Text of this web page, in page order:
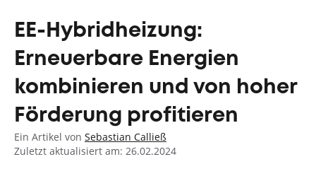
EE-Hybridheizung:
Erneuerbare Energien
kombinieren und von hoher
Förderung profitieren
Ein Artikel von Sebastian Calließ
Zuletzt aktualisiert am: 26.02.2024